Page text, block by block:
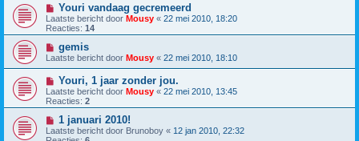
Youri vandaag gecremeerd
Laatste bericht door Mousy « 22 mei 2010, 18:20
Reacties: 14
gemis
Laatste bericht door Mousy « 22 mei 2010, 18:10
Youri, 1 jaar zonder jou.
Laatste bericht door Mousy « 22 mei 2010, 13:45
Reacties: 2
1 januari 2010!
Laatste bericht door Brunoboy « 12 jan 2010, 22:32